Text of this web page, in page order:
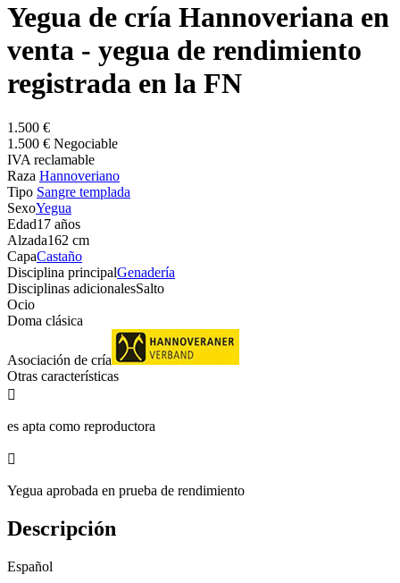
Yegua de cría Hannoveriana en
venta - yegua de rendimiento
registrada en la FN
1.500 €
1.500 € Negociable
IVA reclamable
Raza Hannoveriano
Tipo Sangre templada
SexoYegua
Edad17 años
Alzada162 cm
CapaCastaño
Disciplina principalGenadería
Disciplinas adicionalesSalto
Ocio
Doma clásica
Asociación de cría
Otras características

es apta como reproductora

Yegua aprobada en prueba de rendimiento
Descripción
Español